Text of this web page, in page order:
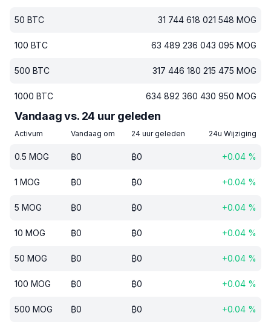
50 BTC 31 744 618 021 548 MOG
100 BTC 63 489 236 043 095 MOG
500 BTC 317 446 180 215 475 MOG
1000 BTC 634 892 360 430 950 MOG
Vandaag vs. 24 uur geleden
Activum Vandaag om 24 uur geleden 24u Wijziging
0.5 MOG ₿0 ₿0 +0.04 %
1 MOG ₿0 ₿0 +0.04 %
5 MOG ₿0 ₿0 +0.04 %
10 MOG ₿0 ₿0 +0.04 %
50 MOG ₿0 ₿0 +0.04 %
100 MOG ₿0 ₿0 +0.04 %
500 MOG ₿0 ₿0 +0.04 %